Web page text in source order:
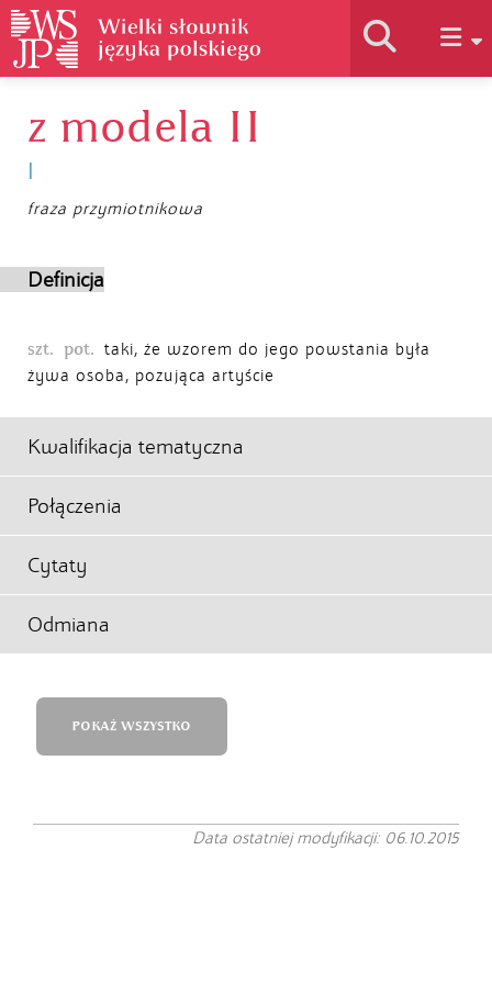
Historia słownika
Autorzy
z modela II
I
fraza przymiotnikowa
Definicja
szt. pot. taki, że wzorem do jego powstania była
żywa osoba, pozująca artyście
Kwalifikacja tematyczna
Połączenia
Cytaty
Odmiana
POKAŻ WSZYSTKO
Data ostatniej modyfikacji: 06.10.2015